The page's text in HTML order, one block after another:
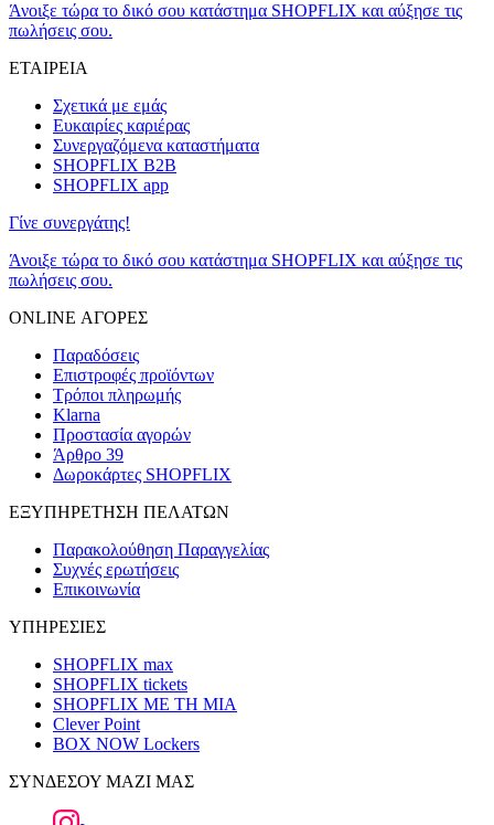
Άνοιξε τώρα το δικό σου κατάστημα SHOPFLIX και αύξησε τις
πωλήσεις σου.
ΕΤΑΙΡΕΙΑ
Σχετικά με εμάς
Ευκαιρίες καριέρας
Συνεργαζόμενα καταστήματα
SHOPFLIX B2B
SHOPFLIX app
Γίνε συνεργάτης!
Άνοιξε τώρα το δικό σου κατάστημα SHOPFLIX και αύξησε τις
πωλήσεις σου.
ONLINE ΑΓΟΡΕΣ
Παραδόσεις
Επιστροφές προϊόντων
Τρόποι πληρωμής
Klarna
Προστασία αγορών
Άρθρο 39
Δωροκάρτες SHOPFLIX
ΕΞΥΠΗΡΕΤΗΣΗ ΠΕΛΑΤΩΝ
Παρακολούθηση Παραγγελίας
Συχνές ερωτήσεις
Επικοινωνία
ΥΠΗΡΕΣΙΕΣ
SHOPFLIX max
SHOPFLIX tickets
SHOPFLIX ΜΕ ΤΗ ΜΙΑ
Clever Point
BOX NOW Lockers
ΣΥΝΔΕΣΟΥ ΜΑΖΙ ΜΑΣ